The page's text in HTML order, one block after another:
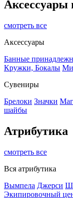
Аксессуары
смотреть все
Аксессуары
Банные
Кружки, Бокалы
Сувениры
Брелоки Значки
шайбы
Атрибутика
смотреть все
Вся атрибутика
Вымпела Джерси
Экипировочный